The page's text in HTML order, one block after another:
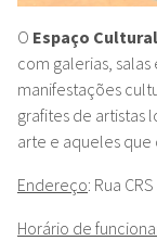
O Espaço
com galerias,
manifestações
grafites de artistas
arte e aqueles que
Endereço: Rua
Horário de